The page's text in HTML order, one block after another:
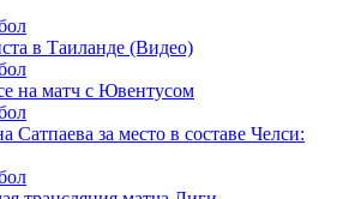
в Таиланде (Видео)
на матч с Ювентусом
Сатпаева за место в составе Челси: